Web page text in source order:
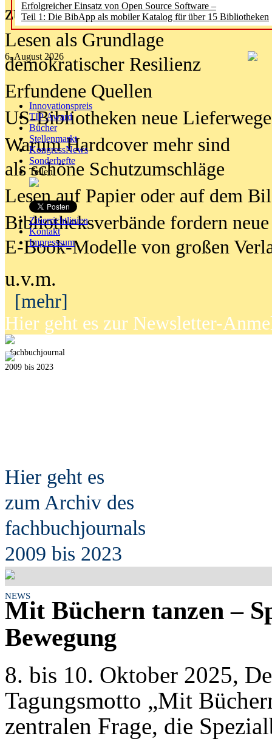
Erfolgreicher Einsatz von Open Source Software –
Teil 1: Die BibApp als mobiler Katalog für über 15 Bibliotheken
6. August 2026
Innovationspreis
TIP Award
Bücher
Stellenmarkt
KongressNews
Sonderhefte
Teilen
Zitierrichtlinien
Kontakt
Impresssum
zu kurz greift
Lesen als Grundlage
demokratischer Resilienz
Erfundene Quellen
US-Bibliotheken neue Lieferwege
Warum Hardcover mehr sind
als schöne Schutzumschläge
Lesen auf Papier oder auf dem
Bibliotheksverbände fordern neue
E-Book-Modelle von großen
u.v.m.
[mehr]
Hier geht es zur Newsletter-
fachbuchjournal
2009 bis 2023
Hier geht es
zum Archiv des
fachbuchjournals
2009 bis 2023
NEWS
Mit Büchern tanzen –
Bewegung
8. bis 10. Oktober 2025,
Tagungsmotto „Mit
zentralen Frage, die